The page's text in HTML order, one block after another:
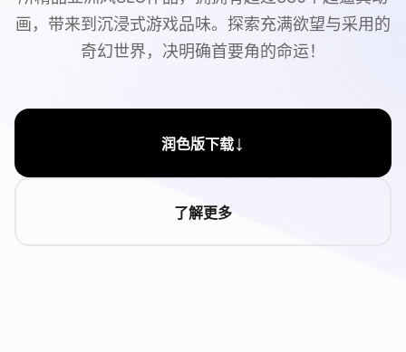
画，带来到沉浸式游戏品味。探索充满欲望与采用的
奇幻世界，决明确首要角的命运！
润色版下载↓
了解更多